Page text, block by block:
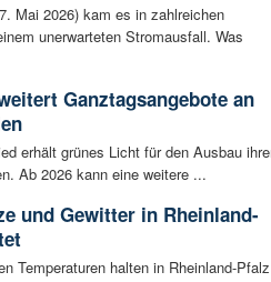
Mai 2026) kam es in zahlreichen
unerwarteten Stromausfall. Was
Ganztagsangebote an
erhält grünes Licht für den Ausbau
Ab 2026 kann eine weitere ...
und Gewitter in Rheinland-
Temperaturen halten in Rheinland-Pfalz